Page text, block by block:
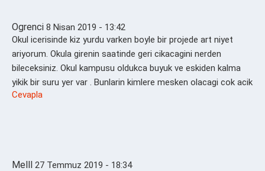
Ogrenci 8 Nisan 2019 - 13:42
Okul icerisinde kiz yurdu varken boyle bir projede art niyet
ariyorum. Okula girenin saatinde geri cikacagini nerden
bileceksiniz. Okul kampusu oldukca buyuk ve eskiden kalma
yikik bir suru yer var . Bunlarin kimlere mesken olacagi cok acik
Cevapla
Melll 27 Temmuz 2019 - 18:34